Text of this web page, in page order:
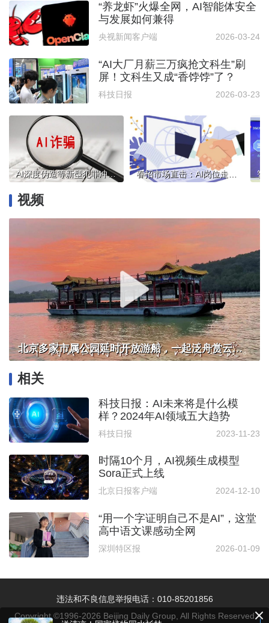
“养龙虾”火爆全网，AI智能体安全
与发展如何兼得
央视新闻客户端 2026-03-24
“AI大厂月薪三万疯抢文科生”刷
屏！文科生又成“香饽饽”了？
科技日报 2026-03-23
AI深度伪造等新型犯罪冲击数字消费，公安部提示谨防被骗 春招市场直击：AI岗位走俏、新兴赛道涌现，催生人才培养新风口
视频
北京多家市属公园延时开放游船，一起泛舟赏云霞！
相关
科技日报：AI未来将是什么模
样？2024年AI领域五大趋势
科技日报 2023-11-23
时隔10个月，AI视频生成模型
Sora正式上线
北京日报客户端 2024-12-10
“用一个字证明自己不是AI”，这堂
高中语文课感动全网
深圳特区报 2026-01-09
违法和不良信息举报电话：010-85201856
Copyright ©1996-2026 Beijing Daily Group, All Rights Reserved